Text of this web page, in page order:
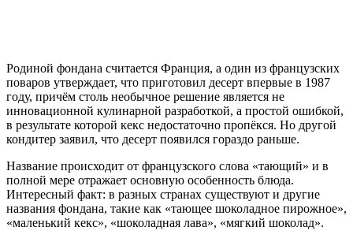
Родиной фондана считается Франция, а один из французских
поваров утверждает, что приготовил десерт впервые в 1987
году, причём столь необычное решение является не
инновационной кулинарной разработкой, а простой ошибкой,
в результате которой кекс недостаточно пропёкся. Но другой
кондитер заявил, что десерт появился гораздо раньше.
Название происходит от французского слова «тающий» и в
полной мере отражает основную особенность блюда.
Интересный факт: в разных странах существуют и другие
названия фондана, такие как «тающее шоколадное пирожное»,
«маленький кекс», «шоколадная лава», «мягкий шоколад».